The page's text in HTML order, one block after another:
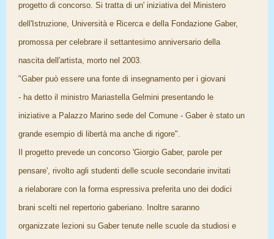
progetto di concorso. Si tratta di un' iniziativa del Ministero
dell'Istruzione, Università e Ricerca e della Fondazione Gaber,
promossa per celebrare il settantesimo anniversario della
nascita dell'artista, morto nel 2003.
"Gaber può essere una fonte di insegnamento per i giovani
- ha detto il ministro Mariastella Gelmini presentando le
iniziative a Palazzo Marino sede del Comune - Gaber è stato un
grande esempio di libertà ma anche di rigore".
Il progetto prevede un concorso 'Giorgio Gaber, parole per
pensare', rivolto agli studenti delle scuole secondarie invitati
a rielaborare con la forma espressiva preferita uno dei dodici
brani scelti nel repertorio gaberiano. Inoltre saranno
organizzate lezioni su Gaber tenute nelle scuole da studiosi e